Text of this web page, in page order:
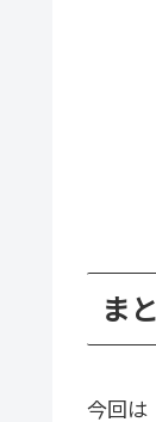
ま
今回は